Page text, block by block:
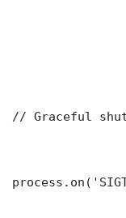
// Graceful